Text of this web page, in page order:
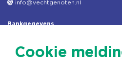
info@vechtgenoten.nl
Bankgegevens
Rek.nr: NL85RABO0127579230
Cookie